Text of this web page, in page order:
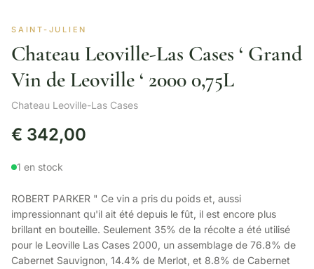
SAINT-JULIEN
Chateau Leoville-Las Cases ‘ Grand
Vin de Leoville ‘ 2000 0,75L
Chateau Leoville-Las Cases
€ 342,00
1 en stock
ROBERT PARKER " Ce vin a pris du poids et, aussi
impressionnant qu'il ait été depuis le fût, il est encore plus
brillant en bouteille. Seulement 35% de la récolte a été utilisé
pour le Leoville Las Cases 2000, un assemblage de 76.8% de
Cabernet Sauvignon, 14.4% de Merlot, et 8.8% de Cabernet